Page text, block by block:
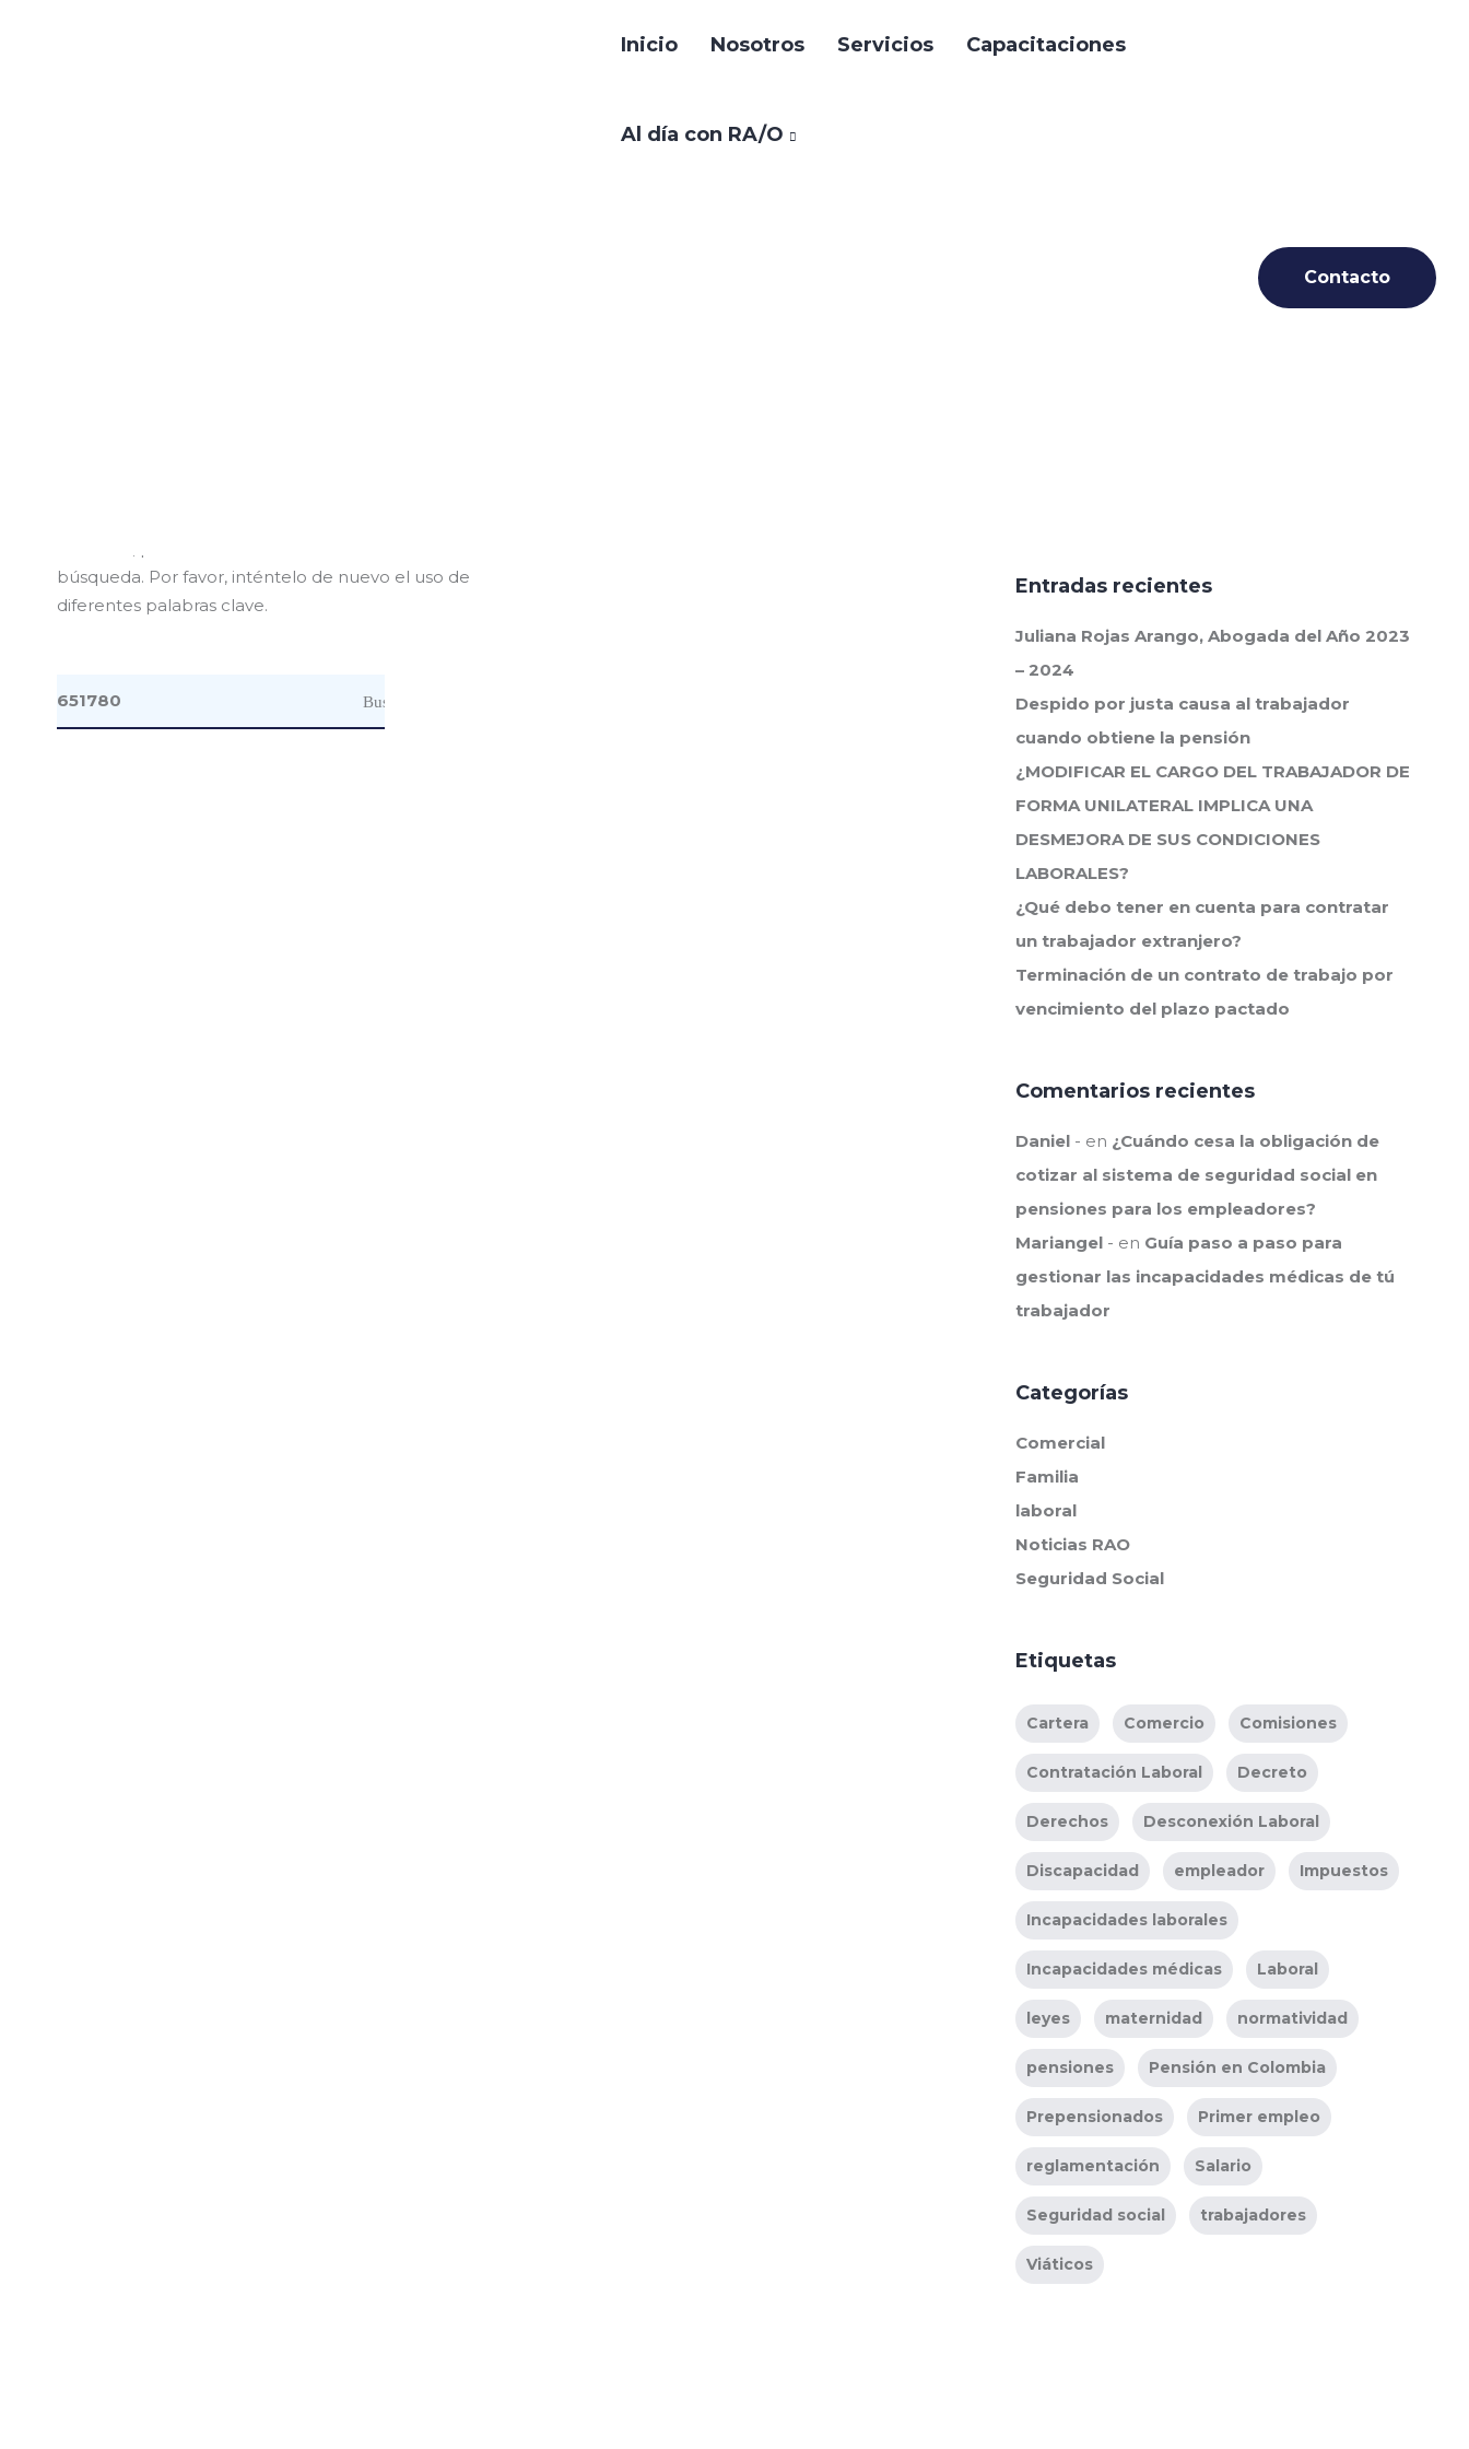
Inicio Nosotros Servicios Capacitaciones
Al día con RA/O
Contacto
búsqueda. Por favor, inténtelo de nuevo el uso de
diferentes palabras clave.
Entradas recientes
Juliana Rojas Arango, Abogada del Año 2023
– 2024
Despido por justa causa al trabajador
cuando obtiene la pensión
¿MODIFICAR EL CARGO DEL TRABAJADOR DE
FORMA UNILATERAL IMPLICA UNA
DESMEJORA DE SUS CONDICIONES
LABORALES?
¿Qué debo tener en cuenta para contratar
un trabajador extranjero?
Terminación de un contrato de trabajo por
vencimiento del plazo pactado
Comentarios recientes
Daniel en ¿Cuándo cesa la obligación de
cotizar al sistema de seguridad social en
pensiones para los empleadores?
Mariangel
en Guía paso a paso para
gestionar las incapacidades médicas de tú
trabajador
Categorías
Comercial
Familia
laboral
Noticias RAO
Seguridad Social
Etiquetas
Cartera Comercio Comisiones
Contratación Laboral Decreto
Derechos Desconexión Laboral
Discapacidad empleador Impuestos
Incapacidades laborales
Incapacidades médicas Laboral
leyes maternidad normatividad
pensiones Pensión en Colombia
Prepensionados Primer empleo
reglamentación Salario
Seguridad social trabajadores
Viáticos